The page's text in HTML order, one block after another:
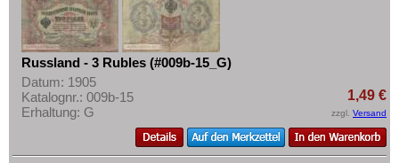
Russland - 3 Rubles (#009b-15_G)
Datum: 1905
Katalognr.: 009b-15
Erhaltung: G
1,49 €
zzgl. Versand